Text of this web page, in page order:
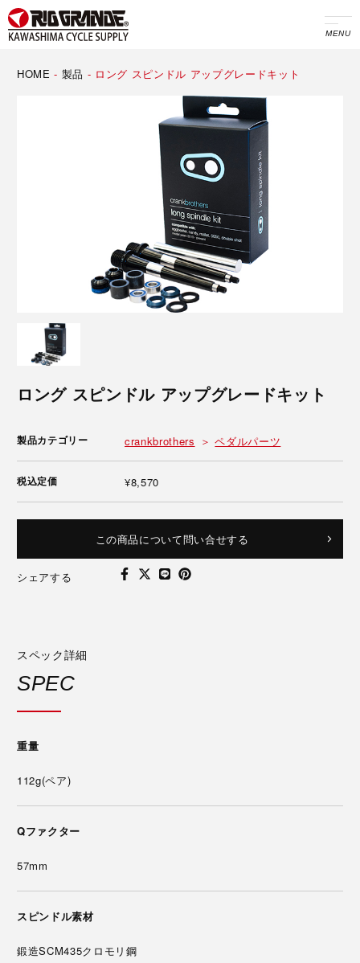
MENU
HOME - 製品 - ロング スピンドル アップグレードキット
ロング スピンドル アップグレードキット
製品カテゴリー crankbrothers ペダルパーツ
税込定価 ¥8,570
この商品について問い合せする
シェアする
スペック詳細
SPEC
重量
112g(ペア)
Qファクター
57mm
スピンドル素材
鍛造SCM435クロモリ鋼